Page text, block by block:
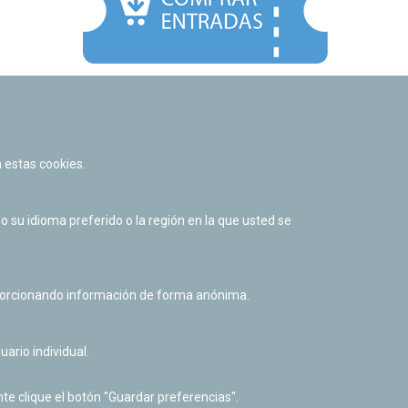
Política de cookies
Derecho de acceso a información pública
cookies.
su idioma preferido o la región en la que usted se
información de forma anónima.
individual.
clique el botón "Guardar preferencias".